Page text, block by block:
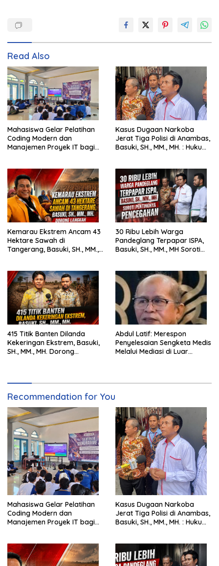
Read Also
Mahasiswa Gelar Pelatihan
Coding Modern dan
Manajemen Proyek IT bagi
Kasus Dugaan Narkoba
Jerat Tiga Polisi di Anambas,
Basuki, SH., MM., MH. : Hukum
Kemarau Ekstrem Ancam 43
Hektare Sawah di
Tangerang, Basuki, SH., MM.,
30 Ribu Lebih Warga
Pandeglang Terpapar ISPA,
Basuki, SH., MM., MH Soroti
415 Titik Banten Dilanda
Kekeringan Ekstrem, Basuki,
SH., MM., MH. Dorong
Abdul Latif: Merespon
Penyelesaian Sengketa Medis
Melalui Mediasi di Luar
Recommendation for You
Mahasiswa Gelar Pelatihan
Coding Modern dan
Manajemen Proyek IT bagi
Kasus Dugaan Narkoba
Jerat Tiga Polisi di Anambas,
Basuki, SH., MM., MH. : Hukum